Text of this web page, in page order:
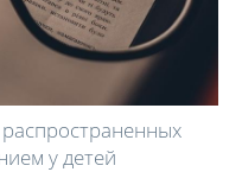
у детей